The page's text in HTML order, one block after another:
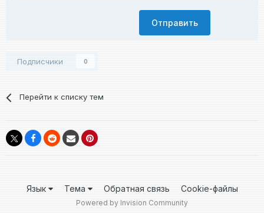
Отправить
Подписчики 0
Перейти к списку тем
Язык Тема Обратная связь Cookie-файлы
Powered by Invision Community